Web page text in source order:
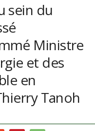
sein du
Ministre
et des
en
Tanoh